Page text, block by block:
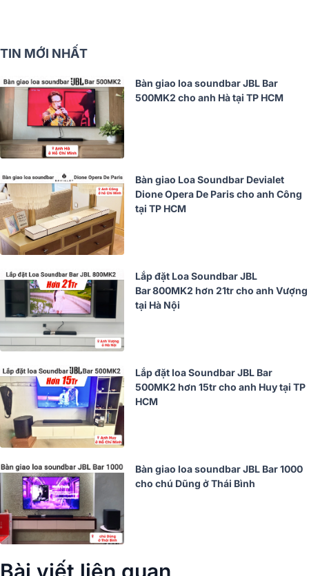
TIN MỚI NHẤT
Bàn giao loa soundbar JBL Bar
500MK2 cho anh Hà tại TP HCM
Bàn giao Loa Soundbar Devialet
Dione Opera De Paris cho anh Công
tại TP HCM
Lắp đặt Loa Soundbar JBL
Bar 800MK2 hơn 21tr cho anh Vượng
tại Hà Nội
Lắp đặt loa Soundbar JBL Bar
500MK2 hơn 15tr cho anh Huy tại TP
HCM
Bàn giao loa soundbar JBL Bar 1000
cho chú Dũng ở Thái Bình